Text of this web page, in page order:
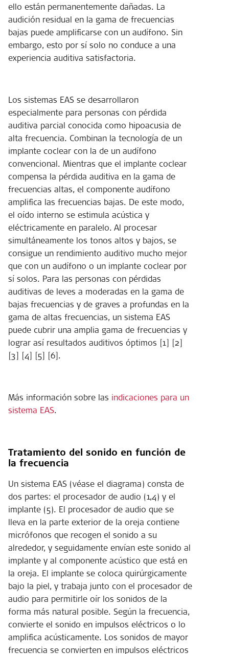
ello están permanentemente dañadas. La
audición residual en la gama de frecuencias
bajas puede amplificarse con un audífono. Sin
embargo, esto por sí solo no conduce a una
experiencia auditiva satisfactoria.
Los sistemas EAS se desarrollaron
especialmente para personas con pérdida
auditiva parcial conocida como hipoacusia de
alta frecuencia. Combinan la tecnología de un
implante coclear con la de un audífono
convencional. Mientras que el implante coclear
compensa la pérdida auditiva en la gama de
frecuencias altas, el componente audífono
amplifica las frecuencias bajas. De este modo,
el oído interno se estimula acústica y
eléctricamente en paralelo. Al procesar
simultáneamente los tonos altos y bajos, se
consigue un rendimiento auditivo mucho mejor
que con un audífono o un implante coclear por
sí solos. Para las personas con pérdidas
auditivas de leves a moderadas en la gama de
bajas frecuencias y de graves a profundas en la
gama de altas frecuencias, un sistema EAS
puede cubrir una amplia gama de frecuencias y
lograr así resultados auditivos óptimos [1] [2]
[3] [4] [5] [6].
Más información sobre las indicaciones para un
sistema EAS.
Tratamiento del sonido en función de
la frecuencia
Un sistema EAS (véase el diagrama) consta de
dos partes: el procesador de audio (1,4) y el
implante (5). El procesador de audio que se
lleva en la parte exterior de la oreja contiene
micrófonos que recogen el sonido a su
alrededor, y seguidamente envían este sonido al
implante y al componente acústico que está en
la oreja. El implante se coloca quirúrgicamente
bajo la piel, y trabaja junto con el procesador de
audio para permitirle oír los sonidos de la
forma más natural posible. Según la frecuencia,
convierte el sonido en impulsos eléctricos o lo
amplifica acústicamente. Los sonidos de mayor
frecuencia se convierten en impulsos eléctricos